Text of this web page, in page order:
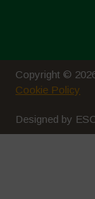
Copyright ©
Cookie Policy
Designed by